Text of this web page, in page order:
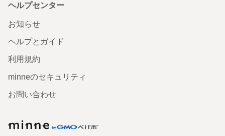
ヘルプセンター
お知らせ
ヘルプとガイド
利用規約
minneのセキュリティ
お問い合わせ